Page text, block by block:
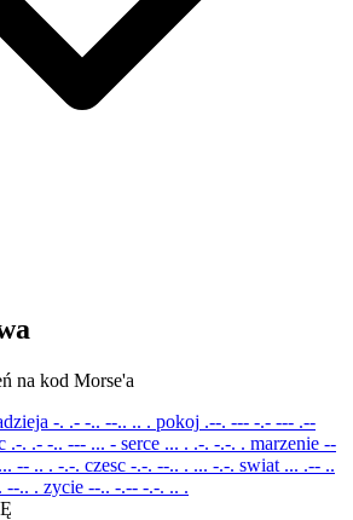
na kod Morse'a
-. .- -.. --.. .. . pokoj .--. --- -.- --- .--
.-. .- -.. --- ... - serce ... . .-. -.-. . marzenie --
-- .. . -.-. czesc -.-. --.. . ... -.-. swiat ... .-- ..
--.. . zycie --.. -.-- -.-. .. .